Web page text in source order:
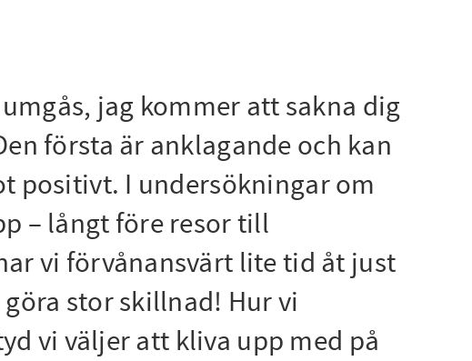
jag kommer att sakna dig
första är anklagande och kan
positivt. I undersökningar om
– långt före resor till
vi förvånansvärt lite tid åt just
stor skillnad! Hur vi
vi väljer att kliva upp med på